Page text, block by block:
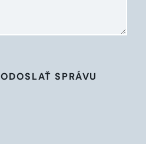
ODOSLAŤ SPRÁVU